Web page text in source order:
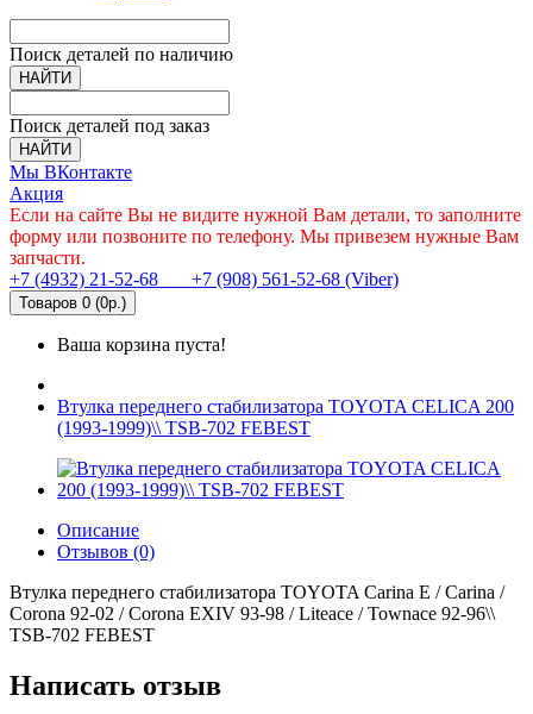
Поиск деталей по наличию
НАЙТИ
Поиск деталей под заказ
НАЙТИ
Мы ВКонтакте
Акция
Если на сайте Вы не видите нужной Вам детали, то заполните
форму или позвоните по телефону. Мы привезем нужные Вам
запчасти.
+7 (4932) 21-52-68
+7 (908) 561-52-68 (Viber)
Товаров 0 (0р.)
Ваша корзина пуста!
Втулка переднего стабилизатора TOYOTA CELICA 200
(1993-1999)\\ TSB-702 FEBEST
Описание
Отзывов (0)
Втулка переднего стабилизатора TOYOTA Carina E / Carina /
Corona 92-02 / Corona EXIV 93-98 / Liteace / Townace 92-96\\
TSB-702 FEBEST
Написать отзыв